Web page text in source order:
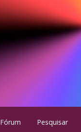
Fórum Pesquisar